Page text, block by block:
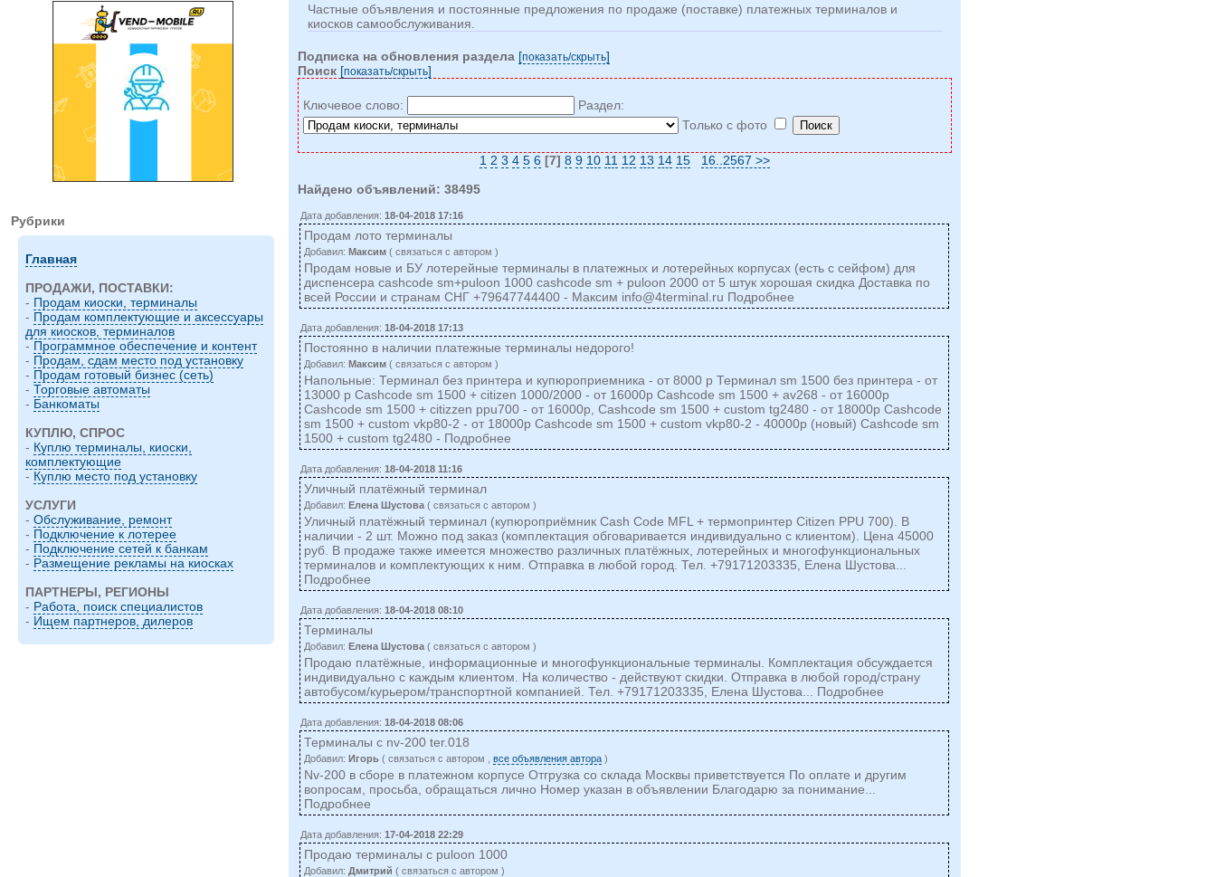
Рубрики
Главная
ПРОДАЖИ, ПОСТАВКИ:
- Продам киоски, терминалы
- Продам комплектующие и аксессуары
для киосков, терминалов
- Программное обеспечение и контент
- Продам, сдам место под установку
- Продам готовый бизнес (сеть)
- Торговые автоматы
- Банкоматы
КУПЛЮ, СПРОС
- Куплю терминалы, киоски,
комплектующие
- Куплю место под установку
УСЛУГИ
- Обслуживание, ремонт
- Подключение к лотерее
- Подключение сетей к банкам
- Размещение рекламы на киосках
ПАРТНЕРЫ, РЕГИОНЫ
- Работа, поиск специалистов
- Ищем партнеров, дилеров
Частные объявления и постоянные предложения по продаже (поставке) платежных терминалов и
киосков самообслуживания.
Подписка на обновления раздела [показать/cкрыть]
Поиск [показать/cкрыть]
Ключевое слово:
Раздел:
Только с фото
1 2 3 4 5 6 [7] 8 9 10 11 12 13 14 15
16..2567 >>
Найдено объявлений: 38495
Дата добавления:18-04-2018 17:16
Продам лото терминалы
Добавил:Максим ( cвязаться c автором )
Продам новые и БУ лотерейные терминалы в платежных и лотерейных корпусах (есть с сейфом) для
диспенсера cashcode sm+puloon 1000 cashcode sm + puloon 2000 от 5 штук хорошая скидка Доставка по
всей России и странам СНГ +79647744400 - Максим info@4terminal.ru Подробнее
Дата добавления:18-04-2018 17:13
Постоянно в наличии платежные терминалы недорого!
Добавил:Максим ( cвязаться c автором )
Напольные: Терминал без принтера и купюроприемника - от 8000 р Терминал sm 1500 без принтера - от
13000 р Cashcode sm 1500 + citizen 1000/2000 - от 16000р Cashcode sm 1500 + av268 - от 16000р
Cashcode sm 1500 + citizzen ppu700 - от 16000р, Cashcode sm 1500 + custom tg2480 - от 18000р Cashcode
sm 1500 + custom vkp80-2 - от 18000р Cashcode sm 1500 + custom vkp80-2 - 40000р (новый) Cashcode sm
1500 + custom tg2480 - Подробнее
Дата добавления:18-04-2018 11:16
Уличный платёжный терминал
Добавил:Елена Шустова ( cвязаться c автором )
Уличный платёжный терминал (купюроприёмник Cash Code MFL + термопринтер Citizen PPU 700). В
наличии - 2 шт. Можно под заказ (комплектация обговаривается индивидуально с клиентом). Цена 45000
руб. В продаже также имеется множество различных платёжных, лотерейных и многофункциональных
терминалов и комплектующих к ним. Отправка в любой город. Тел. +79171203335, Елена Шустова...
Подробнее
Дата добавления:18-04-2018 08:10
Терминалы
Добавил:Елена Шустова ( cвязаться c автором )
Продаю платёжные, информационные и многофункциональные терминалы. Комплектация обсуждается
индивидуально с каждым клиентом. На количество - действуют скидки. Отправка в любой город/страну
автобусом/курьером/транспортной компанией. Тел. +79171203335, Елена Шустова... Подробнее
Дата добавления:18-04-2018 08:06
Терминалы с nv-200 ter.018
Добавил:Игорь ( cвязаться c автором ,все объявления автора )
Nv-200 в сборе в платежном корпусе Отгрузка со склада Москвы приветствуется По оплате и другим
вопросам, просьба, обращаться лично Номер указан в объявлении Благодарю за понимание...
Подробнее
Дата добавления:17-04-2018 22:29
Продаю терминалы с puloon 1000
Добавил:Дмитрий ( cвязаться c автором )